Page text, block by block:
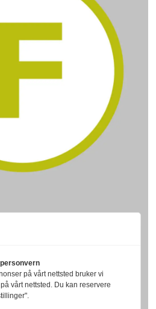
på vårt nettsted bruker vi
vårt nettsted. Du kan reservere